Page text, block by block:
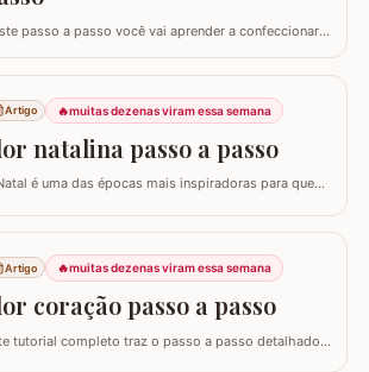
passo a passo você vai aprender a confeccionar
(400g/452 metros). Quem trabalha com este
com certeza sabe que a qualidade é indiscutível. É
durável e possui cores vibrantes deixando
ainda mais valor em nossas…
Artigo 🔥muitas dezenas viram essa semana
natalina passo a passo
é uma das épocas mais inspiradoras para quem
criação belíssima da artesã Shirley Lucimar, que
compartilhou seu…
Artigo 🔥muitas dezenas viram essa semana
coração passo a passo
tutorial completo traz o passo a passo detalhado